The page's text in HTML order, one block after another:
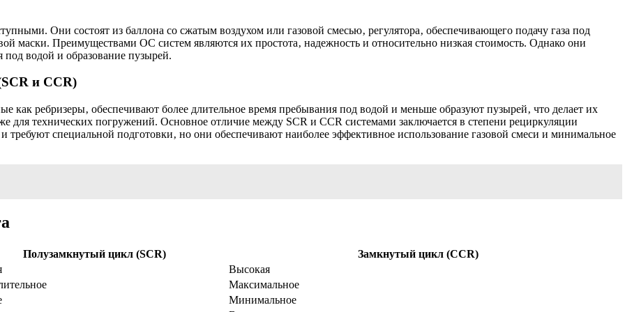
Они состоят из баллона со сжатым воздухом или газовой смесью‚ регулятора‚ обеспечивающего подачу газа под
маски. Преимуществами OC систем являются их простота‚ надежность и относительно низкая стоимость. Однако они
под водой и образование пузырей.
и CCR)
ребризеры‚ обеспечивают более длительное время пребывания под водой и меньше образуют пузырей‚ что делает их
для технических погружений. Основное отличие между SCR и CCR системами заключается в степени рециркуляции
специальной подготовки‚ но они обеспечивают наиболее эффективное использование газовой смеси и минимальное
Полузамкнутый цикл (SCR)
Замкнутый цикл (CCR)
Высокая
Максимальное
Минимальное